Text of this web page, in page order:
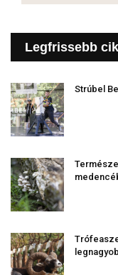
Legfrissebb
Strúbel